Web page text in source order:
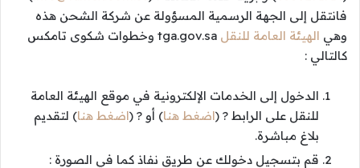
فانتقل إلى الجهة الرسمية المسؤولة عن شركة الشحن هذه
وهي الهيئة العامة للنقل
tga.gov.sa وخطوات شكوى تامكس
كالتالي :
الدخول إلى الخدمات الإلكترونية في موقع الهيئة العامة
للنقل على الرابط ? (اضغط هنا) أو ? (اضغط هنا) لتقديم
بلاغ مباشرة.
قم بتسجيل دخولك عن طريق نفاذ كما في الصورة :